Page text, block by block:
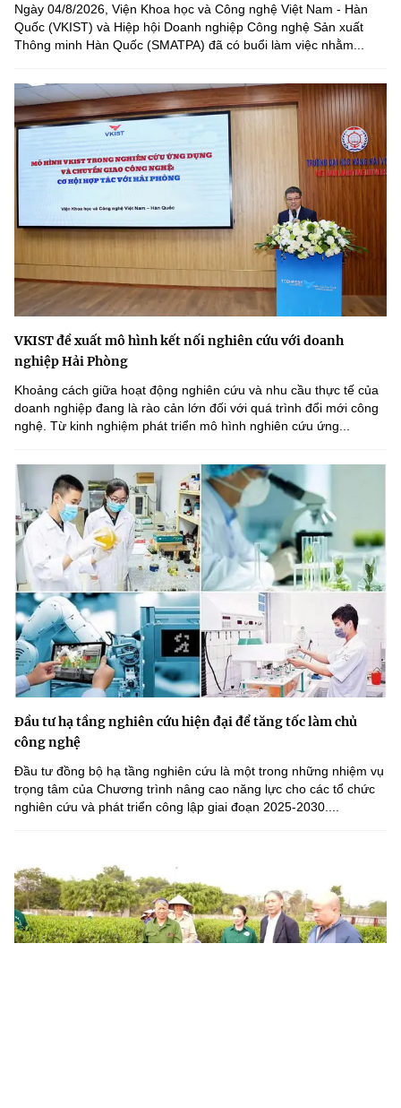
Ngày 04/8/2026, Viện Khoa học và Công nghệ Việt Nam - Hàn
Quốc (VKIST) và Hiệp hội Doanh nghiệp Công nghệ Sản xuất
Thông minh Hàn Quốc (SMATPA) đã có buổi làm việc nhằm...
VKIST đề xuất mô hình kết nối nghiên cứu với doanh
nghiệp Hải Phòng
Khoảng cách giữa hoạt động nghiên cứu và nhu cầu thực tế của
doanh nghiệp đang là rào cản lớn đối với quá trình đổi mới công
nghệ. Từ kinh nghiệm phát triển mô hình nghiên cứu ứng...
Đầu tư hạ tầng nghiên cứu hiện đại để tăng tốc làm chủ
công nghệ
Đầu tư đồng bộ hạ tầng nghiên cứu là một trong những nhiệm vụ
trọng tâm của Chương trình nâng cao năng lực cho các tổ chức
nghiên cứu và phát triển công lập giai đoạn 2025-2030....